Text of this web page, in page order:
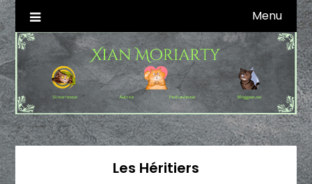
Skip
to
content
Xian Moriarty
Autrice SFFF & Blogueuse & Streameuse Menu
Les Héritiers